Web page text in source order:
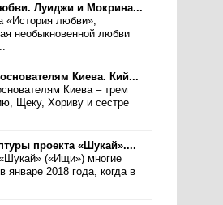
Луиджи и Мокрина...
«История любви»,
необыкновенной любви
Киева. Кий...
Киева – трем
Щеку, Хориву и сестре
проекта «Шукай»....
(«Ищи») многие
январе 2018 года, когда в